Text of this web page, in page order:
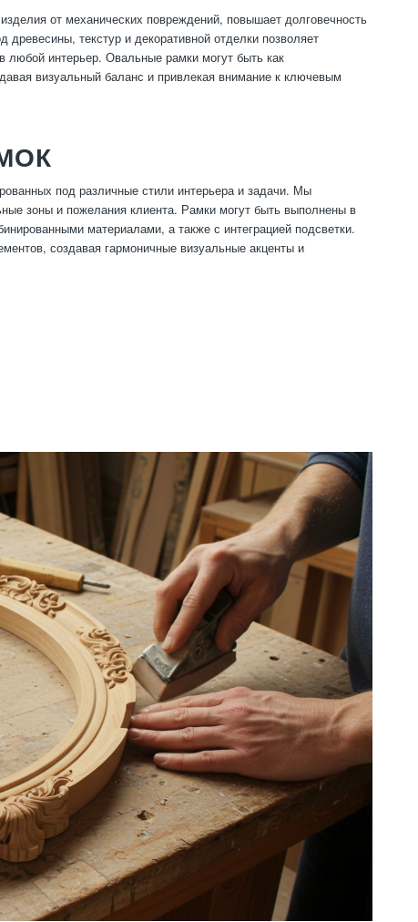
от механических повреждений, повышает долговечность
текстур и декоративной отделки позволяет
любой интерьер. Овальные рамки могут быть как
визуальный баланс и привлекая внимание к ключевым
под различные стили интерьера и задачи. Мы
зоны и пожелания клиента. Рамки могут быть выполнены в
материалами, а также с интеграцией подсветки.
создавая гармоничные визуальные акценты и